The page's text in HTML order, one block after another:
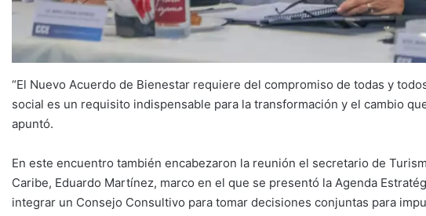
“El Nuevo Acuerdo de Bienestar requiere del compromiso de todas y
social es un requisito indispensable para la transformación y el cambio
apuntó.
En este encuentro también encabezaron la reunión el secretario de
Caribe, Eduardo Martínez, marco en el que se presentó la Agenda
integrar un Consejo Consultivo para tomar decisiones conjuntas para